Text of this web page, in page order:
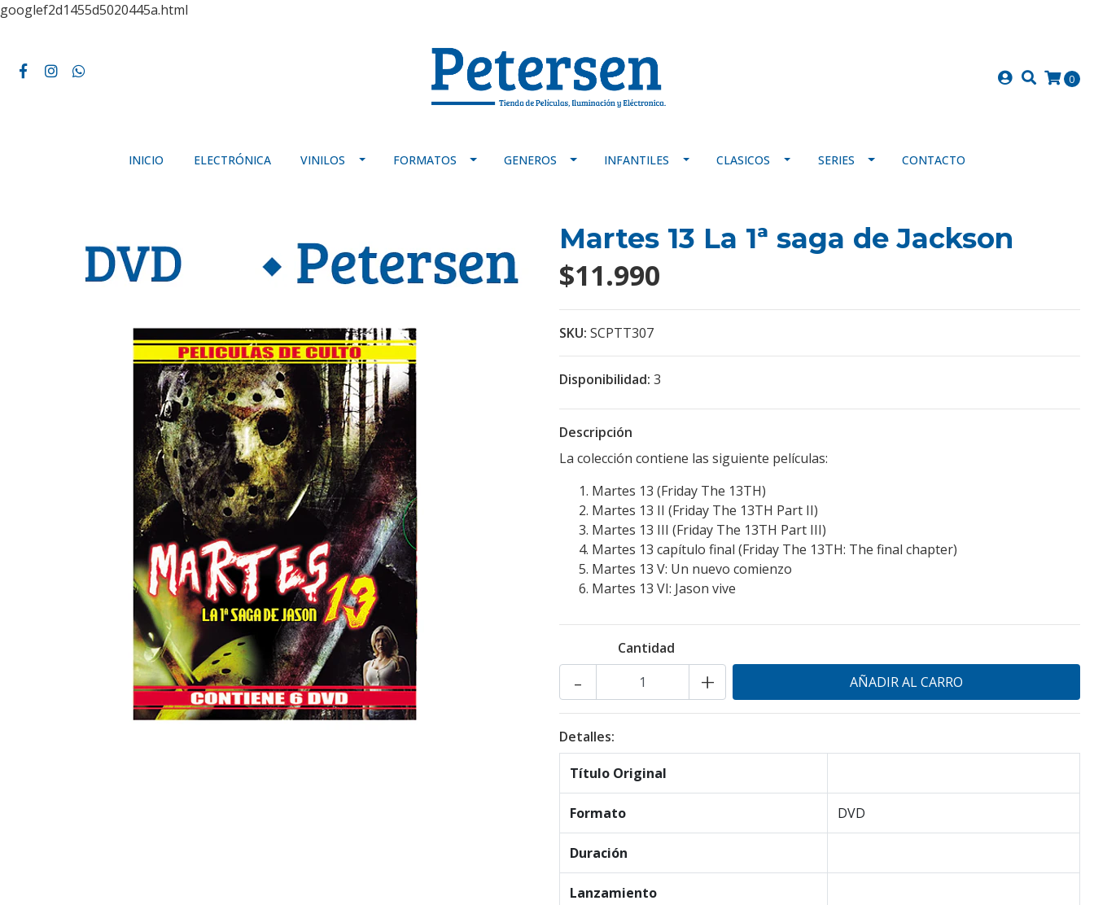
googlef2d1455d5020445a.html
0
INICIO ELECTRÓNICA VINILOS FORMATOS GENEROS INFANTILES CLASICOS SERIES CONTACTO
Martes 13 La 1ª saga de Jackson
$11.990
SKU: SCPTT307
Disponibilidad: 3
Descripción
La colección contiene las siguiente películas:
Martes 13 (Friday The 13TH)
Martes 13 II (Friday The 13TH Part II)
Martes 13 III (Friday The 13TH Part III)
Martes 13 capítulo final (Friday The 13TH: The final chapter)
Martes 13 V: Un nuevo comienzo
Martes 13 VI: Jason vive
Cantidad
+
-
Detalles:
Título Original
Formato DVD
Duración
Lanzamiento